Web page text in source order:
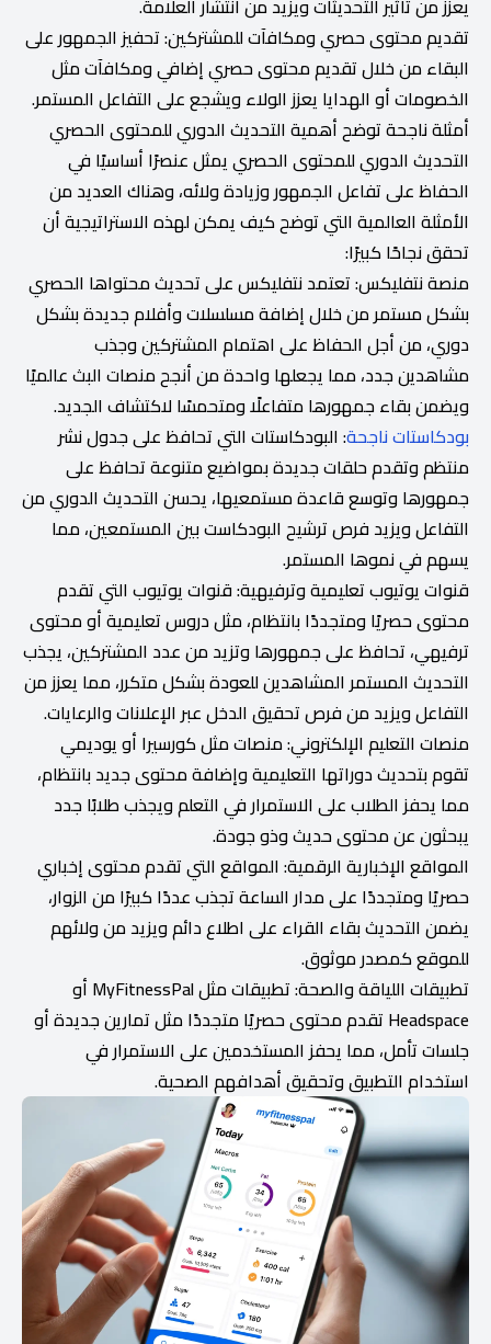
يعزز من تأثير التحديثات ويزيد من انتشار العلامة.
تقديم محتوى حصري ومكافآت للمشتركين: تحفيز الجمهور على
البقاء من خلال تقديم محتوى حصري إضافي ومكافآت مثل
الخصومات أو الهدايا يعزز الولاء ويشجع على التفاعل المستمر.
أمثلة ناجحة توضح أهمية التحديث الدوري للمحتوى الحصري
التحديث الدوري للمحتوى الحصري يمثل عنصرًا أساسيًا في
الحفاظ على تفاعل الجمهور وزيادة ولائه، وهناك العديد من
الأمثلة العالمية التي توضح كيف يمكن لهذه الاستراتيجية أن
تحقق نجاحًا كبيرًا:
منصة نتفليكس: تعتمد نتفليكس على تحديث محتواها الحصري
بشكل مستمر من خلال إضافة مسلسلات وأفلام جديدة بشكل
دوري، من أجل الحفاظ على اهتمام المشتركين وجذب
مشاهدين جدد، مما يجعلها واحدة من أنجح منصات البث عالميًا
ويضمن بقاء جمهورها متفاعلًا ومتحمسًا لاكتشاف الجديد.
بودكاستات ناجحة: البودكاستات التي تحافظ على جدول نشر
منتظم وتقدم حلقات جديدة بمواضيع متنوعة تحافظ على
جمهورها وتوسع قاعدة مستمعيها، يحسن التحديث الدوري من
التفاعل ويزيد فرص ترشيح البودكاست بين المستمعين، مما
يسهم في نموها المستمر.
قنوات يوتيوب تعليمية وترفيهية: قنوات يوتيوب التي تقدم
محتوى حصريًا ومتجددًا بانتظام، مثل دروس تعليمية أو محتوى
ترفيهي، تحافظ على جمهورها وتزيد من عدد المشتركين، يجذب
التحديث المستمر المشاهدين للعودة بشكل متكرر، مما يعزز من
التفاعل ويزيد من فرص تحقيق الدخل عبر الإعلانات والرعايات.
منصات التعليم الإلكتروني: منصات مثل كورسيرا أو يوديمي
تقوم بتحديث دوراتها التعليمية وإضافة محتوى جديد بانتظام،
مما يحفز الطلاب على الاستمرار في التعلم ويجذب طلابًا جدد
يبحثون عن محتوى حديث وذو جودة.
المواقع الإخبارية الرقمية: المواقع التي تقدم محتوى إخباري
حصريًا ومتجددًا على مدار الساعة تجذب عددًا كبيرًا من الزوار،
يضمن التحديث بقاء القراء على اطلاع دائم ويزيد من ولائهم
للموقع كمصدر موثوق.
تطبيقات اللياقة والصحة: تطبيقات مثل MyFitnessPal أو
Headspace تقدم محتوى حصريًا متجددًا مثل تمارين جديدة أو
جلسات تأمل، مما يحفز المستخدمين على الاستمرار في
استخدام التطبيق وتحقيق أهدافهم الصحية.